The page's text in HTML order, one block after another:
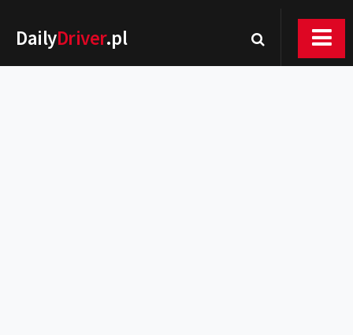
DailyDriver.pl